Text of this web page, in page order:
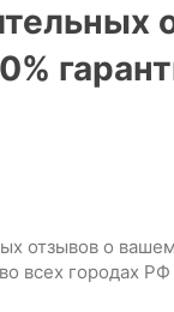
отзывов о
всех городах РФ